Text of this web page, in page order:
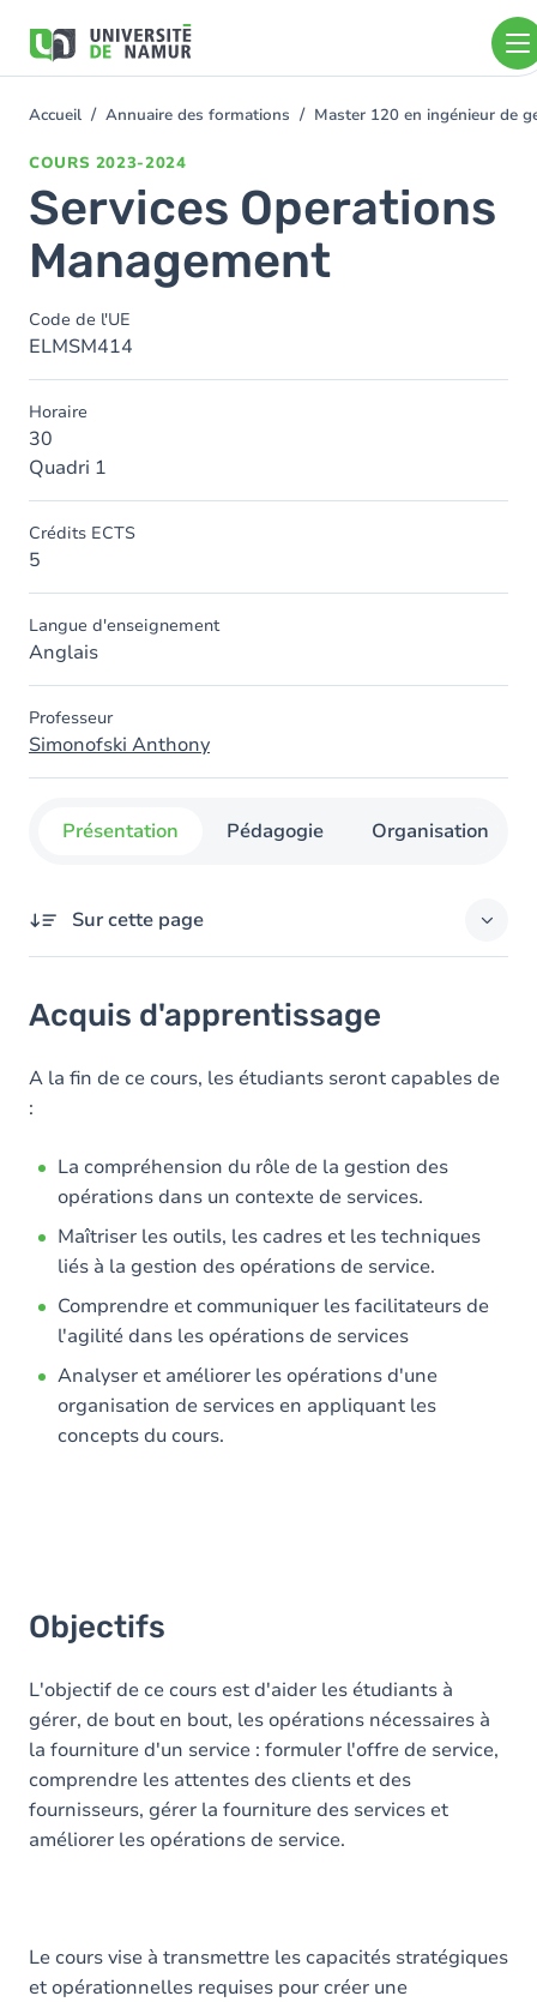
contenu
You
Accueil Annuaire des formations Master 120 en ingénieur de
COURS 2023-2024
Services Operations
Management
Code de l'UE
ELMSM414
Horaire
30
Quadri 1
Crédits ECTS
5
Langue d'enseignement
Anglais
Professeur
Simonofski Anthony
Présentation Pédagogie Organisation
Sur cette page
Objectifs
Contenu
Exercices
Acquis d'apprentissage
A la fin de ce cours, les étudiants seront capables de
:
La compréhension du rôle de la gestion des
opérations dans un contexte de services.
Maîtriser les outils, les cadres et les techniques
liés à la gestion des opérations de service.
Comprendre et communiquer les facilitateurs de
l'agilité dans les opérations de services
Analyser et améliorer les opérations d'une
organisation de services en appliquant les
concepts du cours.
Objectifs
L'objectif de ce cours est d'aider les étudiants à
gérer, de bout en bout, les opérations nécessaires à
la fourniture d'un service : formuler l'offre de service,
comprendre les attentes des clients et des
fournisseurs, gérer la fourniture des services et
améliorer les opérations de service.
Le cours vise à transmettre les capacités stratégiques
et opérationnelles requises pour créer une